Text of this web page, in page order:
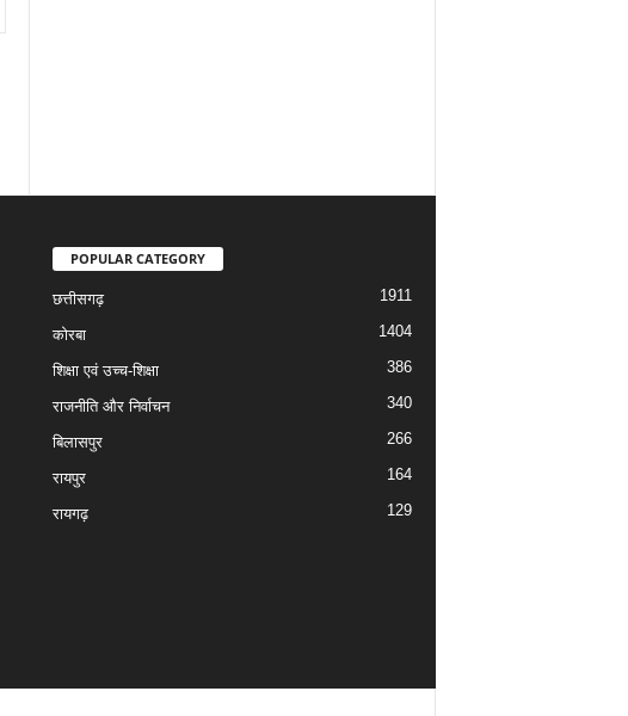
POPULAR CATEGORY
छत्तीसगढ़ 1911
कोरबा 1404
शिक्षा एवं उच्च-शिक्षा 386
राजनीति और निर्वाचन 340
बिलासपुर 266
रायपुर 164
रायगढ़ 129